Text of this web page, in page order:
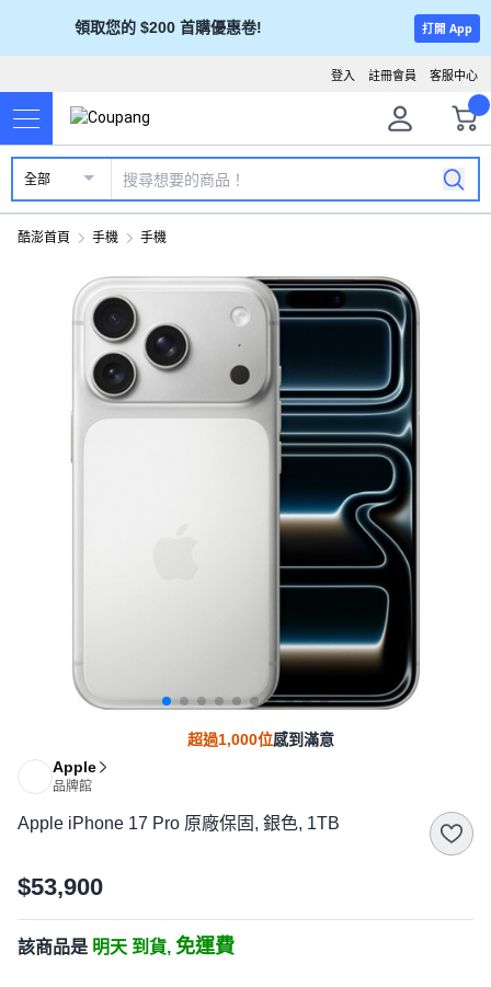
領取您的 $200 首購優惠卷! 打開 App
客服中心
註冊會員
登入
全部
酷澎首頁 手機 手機
超過1,000位感到滿意
Apple
品牌館
Apple iPhone 17 Pro 原廠保固, 銀色, 1TB
$53,900
該商品是 明天 到貨, 免運費